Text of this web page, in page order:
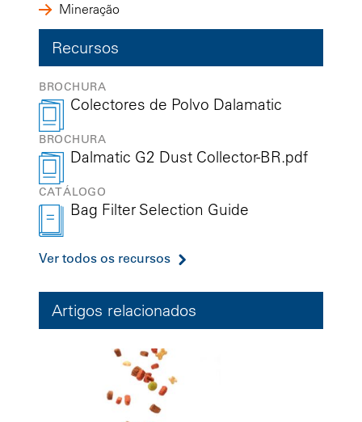
Mineração
Recursos
BROCHURA
Colectores de Polvo Dalamatic
BROCHURA
Dalmatic G2 Dust Collector-BR.pdf
CATÁLOGO
Bag Filter Selection Guide
Ver todos os recursos
Artigos relacionados